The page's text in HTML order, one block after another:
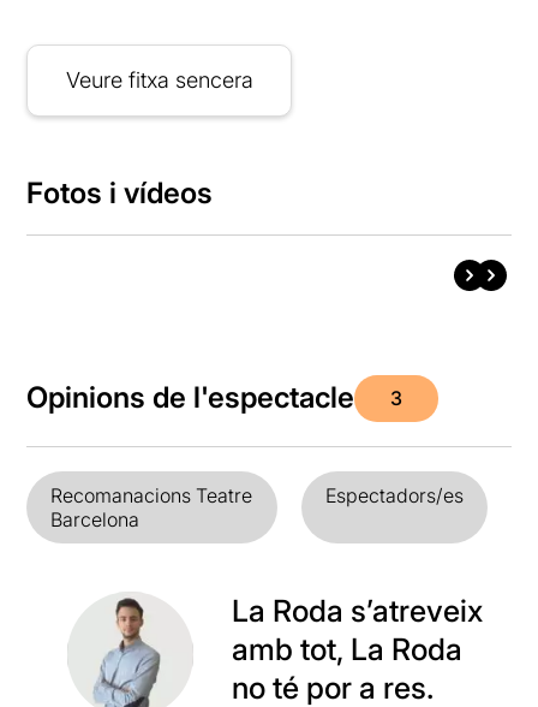
Veure fitxa sencera
Fotos i vídeos
Opinions de l'espectacle 3
Recomanacions Teatre
Barcelona
Espectadors/es
La Roda s’atreveix
amb tot, La Roda
no té por a res.